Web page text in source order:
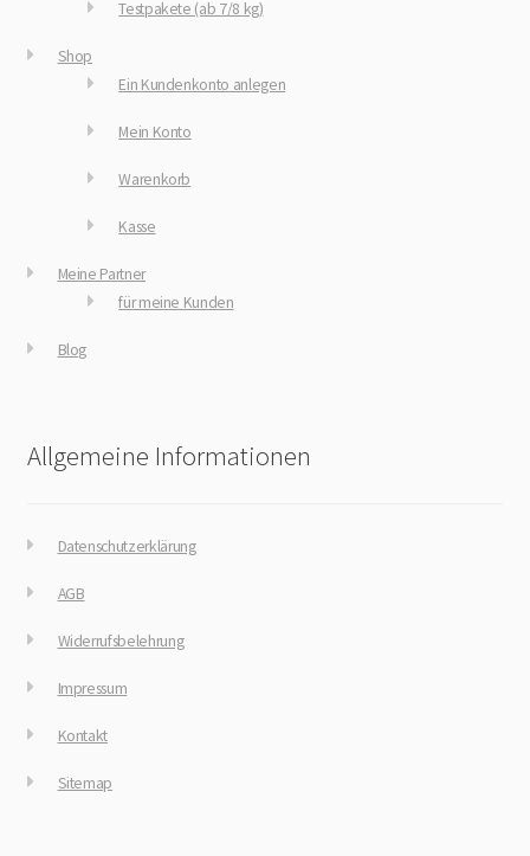
Testpakete (ab 7/8 kg)
Shop
Ein Kundenkonto anlegen
Mein Konto
Warenkorb
Kasse
Meine Partner
für meine Kunden
Blog
Allgemeine Informationen
Datenschutzerklärung
AGB
Widerrufsbelehrung
Impressum
Kontakt
Sitemap